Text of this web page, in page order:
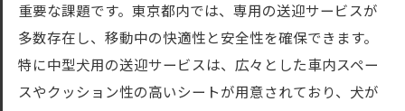
重要な課題です。東京都内では、専用の送迎サービスが
多数存在し、移動中の快適性と安全性を確保できます。
特に中型犬用の送迎サービスは、広々とした車内スペー
スやクッション性の高いシートが用意されており、犬が